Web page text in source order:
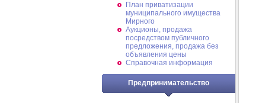
План приватизации
муниципального имущества
Мирного
Аукционы, продажа
посредством публичного
предложения, продажа без
объявления цены
Справочная информация
Предпринимательство